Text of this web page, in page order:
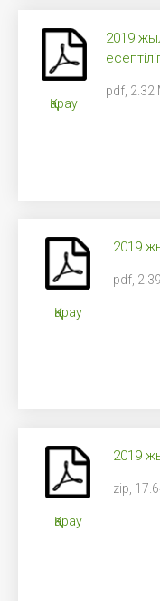
Қарау
2019
pdf, 2.32
Қарау
2019
pdf,
Қарау
2019
zip,